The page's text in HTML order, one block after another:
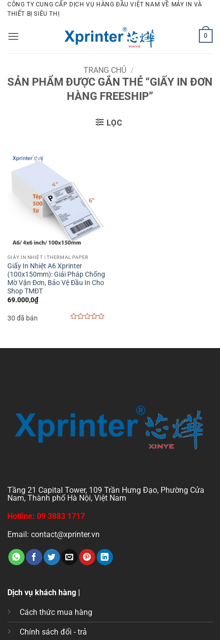
Bỏ
qua
dung
CÔNG TY CUNG CẤP DỊCH VỤ HÀNG ĐẦU VIỆT NAM VỀ MÁY IN VÀ
THIẾT BỊ SIÊU THỊ
0
TRANG CHỦ /
SẢN PHẨM ĐƯỢC GẮN THẺ “GIẤY IN ĐƠN
HÀNG FREESHIP”
LỌC
GIẤY IN NHIỆT | THERMAL PAPER
Giấy In Nhiệt A6 Xprinter
(100x150mm): Giải Pháp Chống
Mờ Vận Đơn, Bảo Vệ Đầu In Cho
Shop TMĐT
69.000,0₫
30 đã bán
5
Tầng 21 Capital Tower, 109 Trần Hưng Đạo, Phường Cửa
Nam, Thành phố Hà Nội, Việt Nam
Hotline: 09 3883 1717
Email: contact@xprinter.vn
Dịch vụ khách hàng |
Cách thức mua hàng
Chính sách đổi - trả